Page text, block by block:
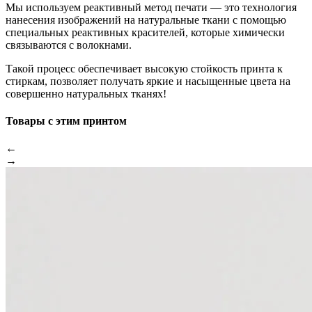
Мы используем реактивный метод печати — это технология
нанесения изображений на натуральные ткани с помощью
специальных реактивных красителей, которые химически
связываются с волокнами.
Такой процесс обеспечивает высокую стойкость принта к
стиркам, позволяет получать яркие и насыщенные цвета на
совершенно натуральных тканях!
Товары с этим принтом
←
→